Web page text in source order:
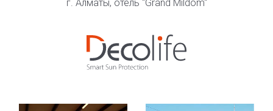
г. Алматы, отель "Grand Mildom"